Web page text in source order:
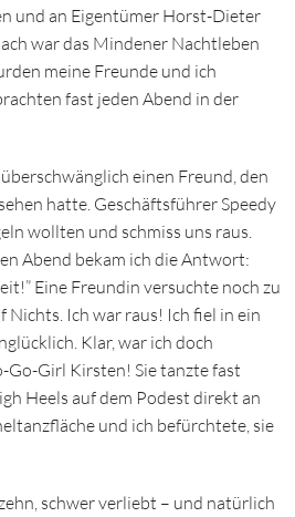
und an Eigentümer Horst-Dieter
war das Mindener Nachtleben
meine Freunde und ich
fast jeden Abend in der
einen Freund, den
hatte. Geschäftsführer Speedy
wollten und schmiss uns raus.
Abend bekam ich die Antwort:
Eine Freundin versuchte noch zu
Nichts. Ich war raus! Ich fiel in ein
Klar, war ich doch
Girl Kirsten! Sie tanzte fast
Heels auf dem Podest direkt an
und ich befürchtete, sie
schwer verliebt – und natürlich